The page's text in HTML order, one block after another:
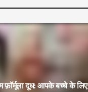
फ़ॉर्मूला दूध: आपके बच्चे के लिए